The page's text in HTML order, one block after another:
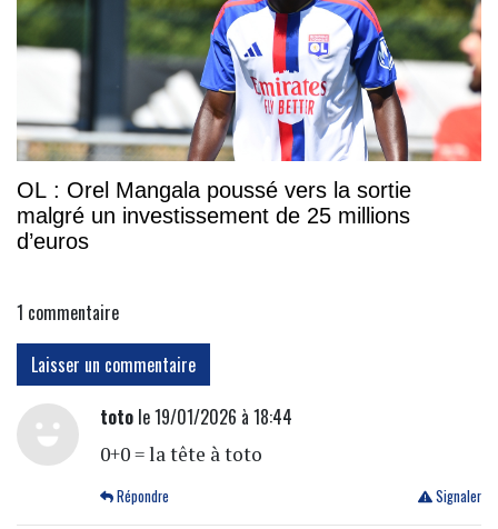
OL : Orel Mangala poussé vers la sortie
malgré un investissement de 25 millions
d’euros
1 commentaire
Laisser un commentaire
totole 19/01/2026 à 18:44
0+0 = la tête à toto
Signaler
Répondre